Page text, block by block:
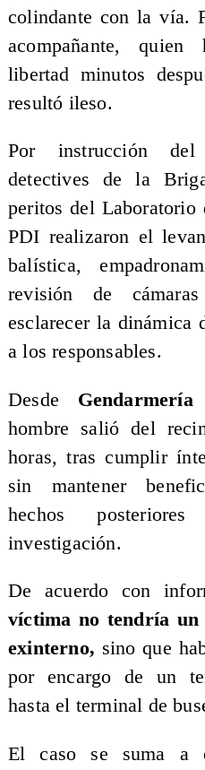
colindante con la vía.
acompañante, quien
libertad minutos
resultó ileso.
Por instrucción del
detectives de la
peritos del
PDI realizaron el
balística,
revisión de
esclarecer la dinámica
a los responsables.
Desde Gendarmería
hombre salió del
horas, tras cumplir
sin mantener
hechos
investigación.
De acuerdo con
víctima no tendría
exinterno, sino que
por encargo de un
hasta el terminal de
El caso se suma a